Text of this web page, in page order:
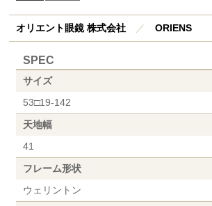
オリエント眼鏡 株式会社 ／ORIENS
SPEC
サイズ
53□19-142
天地幅
41
フレーム形状
ウェリントン